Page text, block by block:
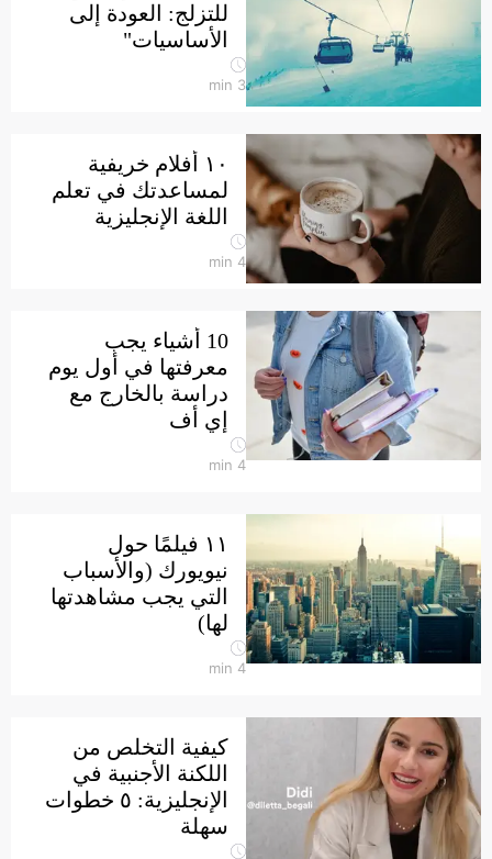
للتزلج: العودة إلى
الأساسيات"
3
min
١٠ أفلام خريفية
لمساعدتك في تعلم
اللغة الإنجليزية
4
min
10 أشياء يجب
معرفتها في أول يوم
دراسة بالخارج مع
إي أف
4
min
١١ فيلمًا حول
نيويورك (والأسباب
التي يجب مشاهدتها
لها)
4
min
كيفية التخلص من
اللكنة الأجنبية في
الإنجليزية: ٥ خطوات
سهلة